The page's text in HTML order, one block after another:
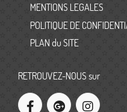
MENTIONS LEGALES
POLITIQUE DE
PLAN du SITE
RETROUVEZ-NOUS sur